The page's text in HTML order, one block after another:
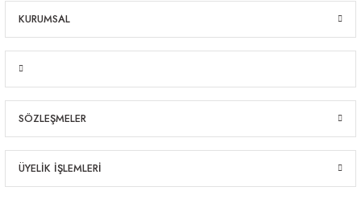
KURUMSAL
SÖZLEŞMELER
ÜYELİK İŞLEMLERİ